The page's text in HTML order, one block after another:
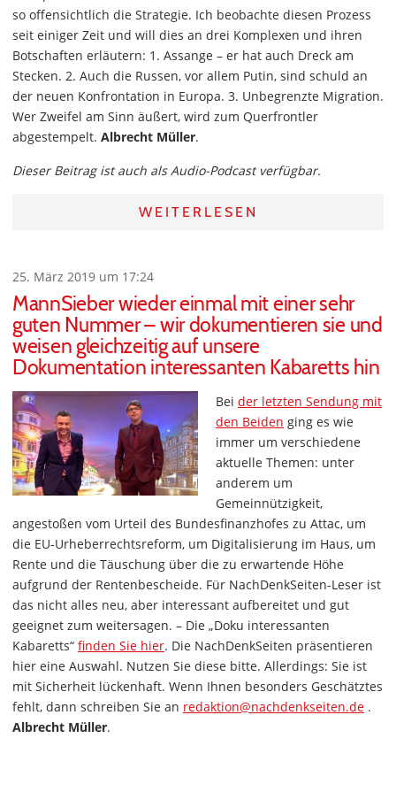
so offensichtlich die Strategie. Ich beobachte diesen Prozess
seit einiger Zeit und will dies an drei Komplexen und ihren
Botschaften erläutern: 1. Assange – er hat auch Dreck am
Stecken. 2. Auch die Russen, vor allem Putin, sind schuld an
der neuen Konfrontation in Europa. 3. Unbegrenzte Migration.
Wer Zweifel am Sinn äußert, wird zum Querfrontler
abgestempelt. Albrecht Müller.
Dieser Beitrag ist auch als Audio-Podcast verfügbar.
WEITERLESEN
25. März 2019 um 17:24
MannSieber wieder einmal mit einer sehr
guten Nummer – wir dokumentieren sie und
weisen gleichzeitig auf unsere
Dokumentation interessanten Kabaretts hin
Bei der letzten Sendung mit
den Beiden ging es wie
immer um verschiedene
aktuelle Themen: unter
anderem um
Gemeinnützigkeit,
angestoßen vom Urteil des Bundesfinanzhofes zu Attac, um
die EU-Urheberrechtsreform, um Digitalisierung im Haus, um
Rente und die Täuschung über die zu erwartende Höhe
aufgrund der Rentenbescheide. Für NachDenkSeiten-Leser ist
das nicht alles neu, aber interessant aufbereitet und gut
geeignet zum weitersagen. – Die „Doku interessanten
Kabaretts“ finden Sie hier. Die NachDenkSeiten präsentieren
hier eine Auswahl. Nutzen Sie diese bitte. Allerdings: Sie ist
mit Sicherheit lückenhaft. Wenn Ihnen besonders Geschätztes
fehlt, dann schreiben Sie an redaktion@nachdenkseiten.de .
Albrecht Müller.